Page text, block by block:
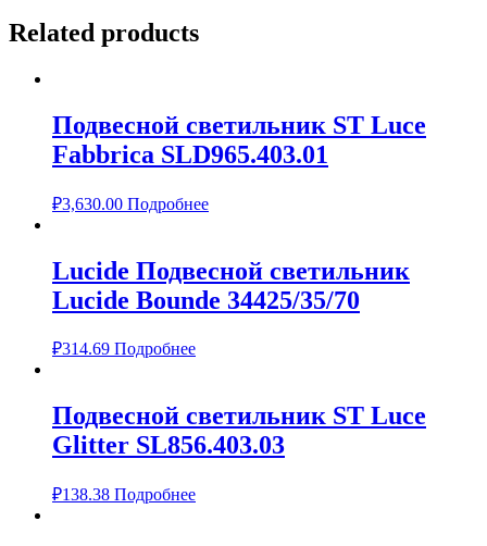
Related products
Подвесной светильник ST Luce
Fabbrica SLD965.403.01
₽3,630.00 Подробнее
Lucide Подвесной светильник
Lucide Bounde 34425/35/70
₽314.69 Подробнее
Подвесной светильник ST Luce
Glitter SL856.403.03
₽138.38 Подробнее